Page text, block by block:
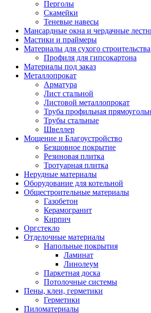
Перголы
Скамейки
Теневые навесы
Мансардные окна и чердачные
Мастики и праймеры
Материалы для сухого строительства
Профиля для гипсокартона
Материалы под заказ
Металлопрокат
Арматура
Лист стальной
Листовой металлопрокат
Труба профильная
Трубы стальные
Швеллер
Мощение и Благоустройство
Безшовное покрытие
Резиновая плитка
Тротуарная плитка
Нерудные материалы
Оборудование для котельной
Общестроительные материалы
Газобетон
Керамогранит
Кирпич
Оргстекло
Отделочные материалы
Напольные покрытия
Ламинат
Линолеум
Паркетная доска
Потолочные системы
Пены, клеи, герметики
Герметики
Пиломатериалы